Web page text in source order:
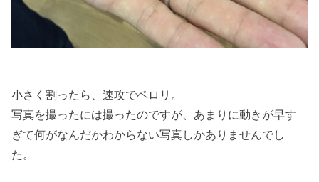
小さく割ったら、速攻でペロリ。
写真を撮ったには撮ったのですが、あまりに動きが早す
ぎて何がなんだかわからない写真しかありませんでし
た。